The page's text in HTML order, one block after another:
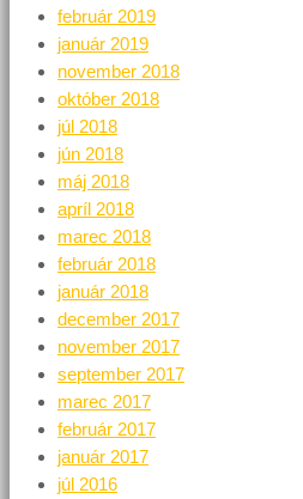
február 2019
január 2019
november 2018
október 2018
júl 2018
jún 2018
máj 2018
apríl 2018
marec 2018
február 2018
január 2018
december 2017
november 2017
september 2017
marec 2017
február 2017
január 2017
júl 2016